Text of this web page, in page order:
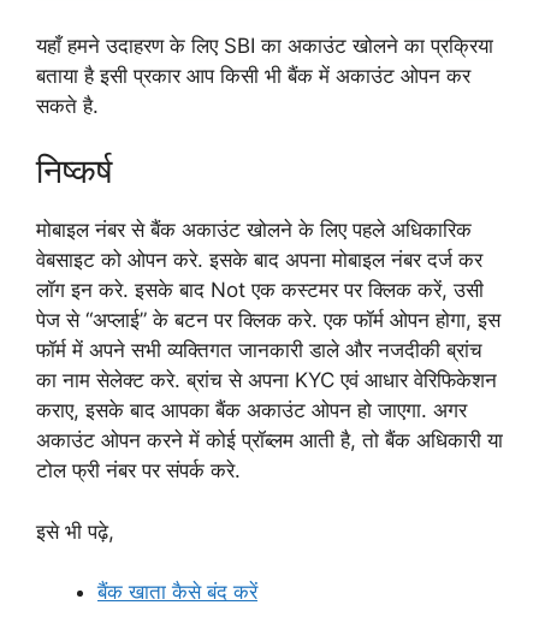
यहाँ हमने उदाहरण के लिए SBI का अकाउंट खोलने का प्रक्रिया
बताया है इसी प्रकार आप किसी भी बैंक में अकाउंट ओपन कर
सकते है.
निष्कर्ष
मोबाइल नंबर से बैंक अकाउंट खोलने के लिए पहले अधिकारिक
वेबसाइट को ओपन करे. इसके बाद अपना मोबाइल नंबर दर्ज कर
लॉग इन करे. इसके बाद Not एक कस्टमर पर क्लिक करें, उसी
पेज से “अप्लाई” के बटन पर क्लिक करे. एक फॉर्म ओपन होगा, इस
फॉर्म में अपने सभी व्यक्तिगत जानकारी डाले और नजदीकी ब्रांच
का नाम सेलेक्ट करे. ब्रांच से अपना KYC एवं आधार वेरिफिकेशन
कराए, इसके बाद आपका बैंक अकाउंट ओपन हो जाएगा. अगर
अकाउंट ओपन करने में कोई प्रॉब्लम आती है, तो बैंक अधिकारी या
टोल फ्री नंबर पर संपर्क करे.
इसे भी पढ़े,
बैंक खाता कैसे बंद करें